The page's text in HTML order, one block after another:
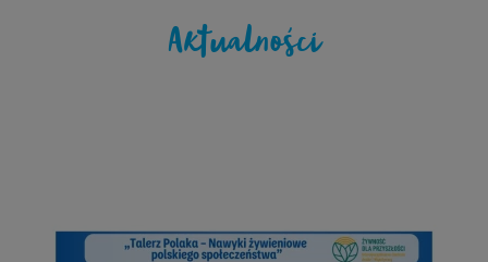
Aktualności